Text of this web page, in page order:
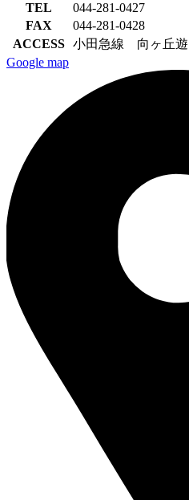
TEL
044-281-0427
FAX
044-281-0428
ACCESS 小田急線 向ヶ丘
Google map